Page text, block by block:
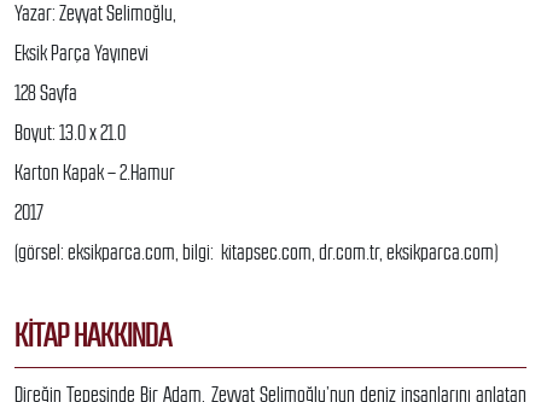
Yazar: Zeyyat Selimoğlu,
Eksik Parça Yayınevi
128 Sayfa
Boyut: 13.0 x 21.0
Karton Kapak – 2.Hamur
2017
(görsel: eksikparca.com, bilgi: kitapsec.com, dr.com.tr, eksikparca.com)
KITAP HAKKINDA
Direğin Tepesinde Bir Adam, Zeyyat Selimoğlu’nun deniz insanlarını anlatan